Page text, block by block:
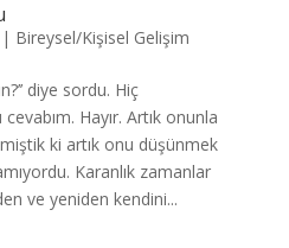
| Bireysel/Kişisel Gelişim
diye sordu. Hiç
cevabım. Hayır. Artık onunla
ki artık onu düşünmek
Karanlık zamanlar
ve yeniden kendini...